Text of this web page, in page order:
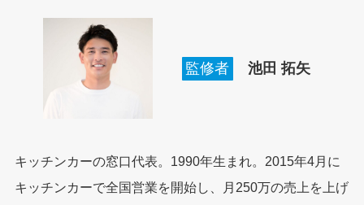
監修者 池田 拓矢
キッチンカーの窓口代表。1990年生まれ。2015年4月に
キッチンカーで全国営業を開始し、月250万の売上を上げ